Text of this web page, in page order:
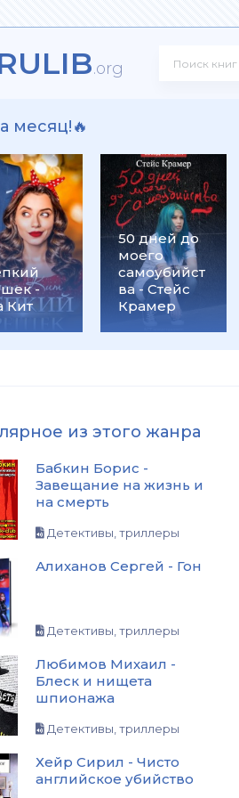
.org
месяц!🔥
-
Кит
50 дней до
моего
самоубийст
ва - Стейс
Крамер
из этого жанра
Бабкин Борис -
Завещание на жизнь и
на смерть
Детективы, триллеры
Алиханов Сергей - Гон
Детективы, триллеры
Любимов Михаил -
Блеск и нищета
шпионажа
Детективы, триллеры
Хейр Сирил - Чисто
английское убийство